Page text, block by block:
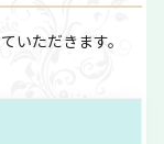
いただきます。